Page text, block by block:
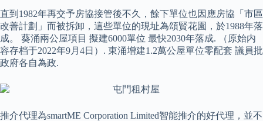
直到1982年再交予房協接管後不久，餘下單位也因應房協「市區
改善計劃」而被拆卸，這些單位的現址為頌賢花園，於1988年落
成。 葵涌兩公屋項目 擬建6000單位 最快2030年落成. （原始内
容存档于2022年9月4日）. 東涌增建1.2萬公屋單位零配套 議員批
政府各自為政.
推介代理為smartME Corporation Limited智能推介的好代理，並不